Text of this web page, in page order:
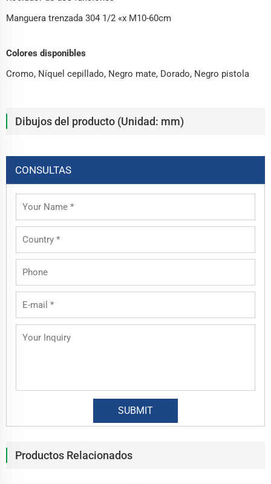
Manguera trenzada 304 1/2 «x M10-60cm
Colores disponibles
Cromo, Níquel cepillado, Negro mate, Dorado, Negro pistola
Dibujos del producto (Unidad: mm)
CONSULTAS
Productos Relacionados